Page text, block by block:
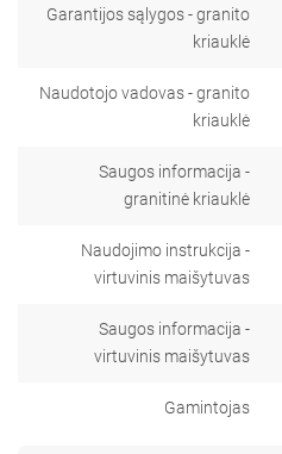
Garantijos sąlygos - granito
kriauklė
Naudotojo vadovas - granito
kriauklė
Saugos informacija -
granitinė kriauklė
Naudojimo instrukcija -
virtuvinis maišytuvas
Saugos informacija -
virtuvinis maišytuvas
Gamintojas